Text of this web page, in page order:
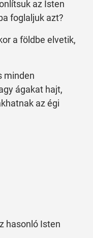
az Isten
foglaljuk azt?
a földbe elvetik,
minden
ágakat hajt,
az égi
hasonló Isten